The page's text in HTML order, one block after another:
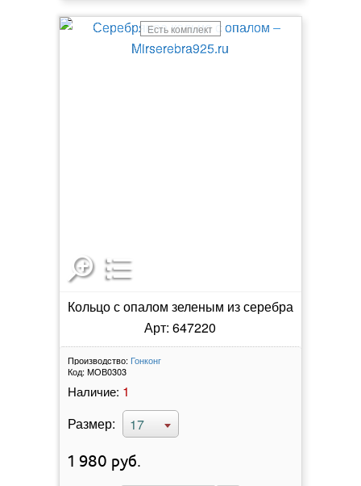
Есть комплект
Кольцо с опалом зеленым из серебра
Арт: 647220
Производство: Гонконг
Код: МОВ0303
Наличие: 1
Размер:
17
1 980 руб.